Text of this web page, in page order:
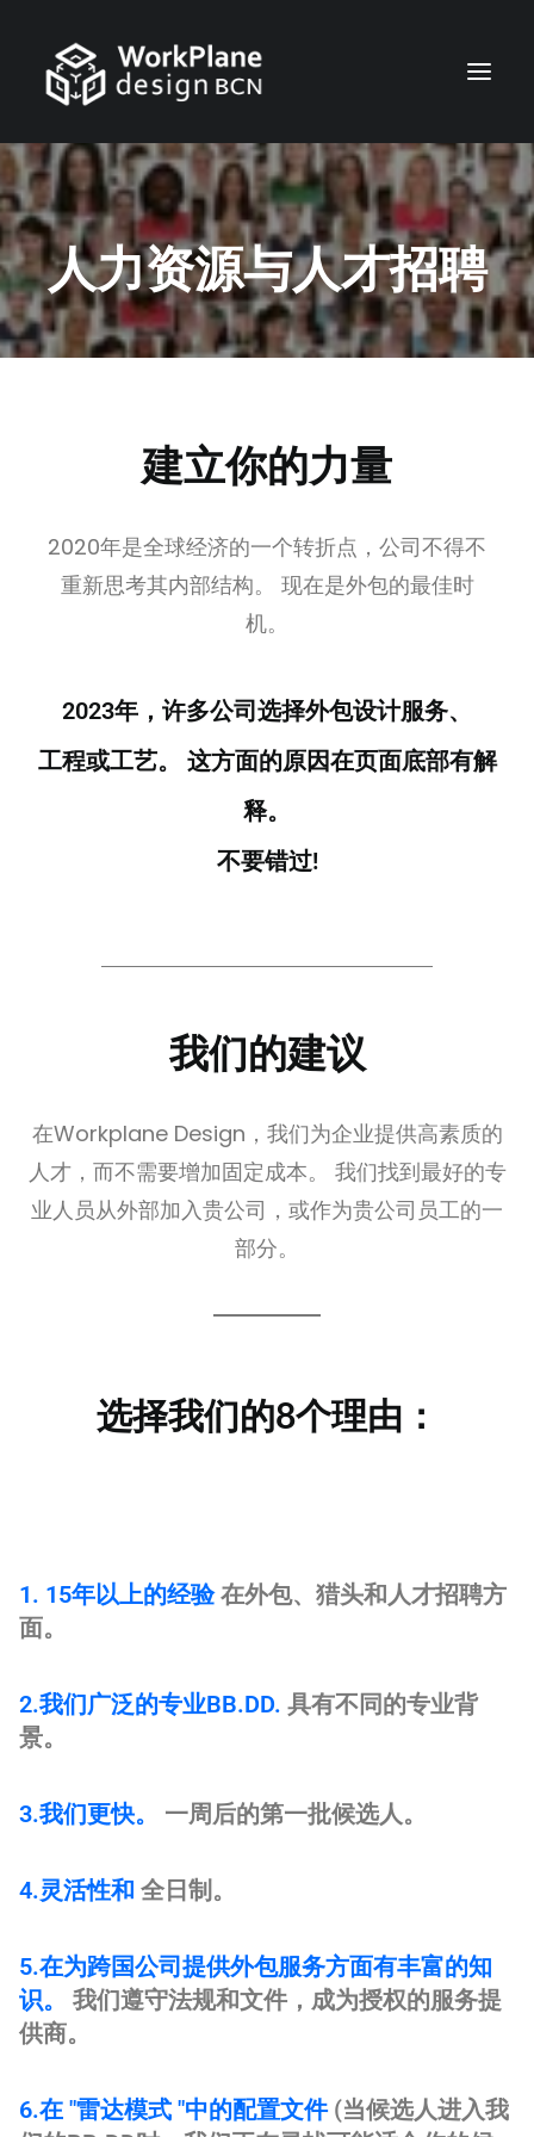
简体中文
首页
我们是谁
服务
工作
SUSCRÍBETE A LA WORKPLANE NEWS!
人力资源与人才招聘
建立你的力量
2020年是全球经济的一个转折点，公司不得不
重新思考其内部结构。 现在是外包的最佳时
机。
2023年，许多公司选择外包设计服务、
工程或工艺。 这方面的原因在页面底部有解
释。
不要错过!
我们的建议
在Workplane Design，我们为企业提供高素质的
人才，而不需要增加固定成本。 我们找到最好的专
业人员从外部加入贵公司，或作为贵公司员工的一
部分。
选择我们的8个理由：
1. 15年以上的经验在外包、猎头和人才招聘方
面。
2.我们广泛的专业BB.DD. 具有不同的专业背
景。
3.我们更快。 一周后的第一批候选人。
4.灵活性和 全日制。
5.在为跨国公司提供外包服务方面有丰富的知
识。 我们遵守法规和文件，成为授权的服务提
供商。
6.在 "雷达模式 "中的配置文件 (当候选人进入我